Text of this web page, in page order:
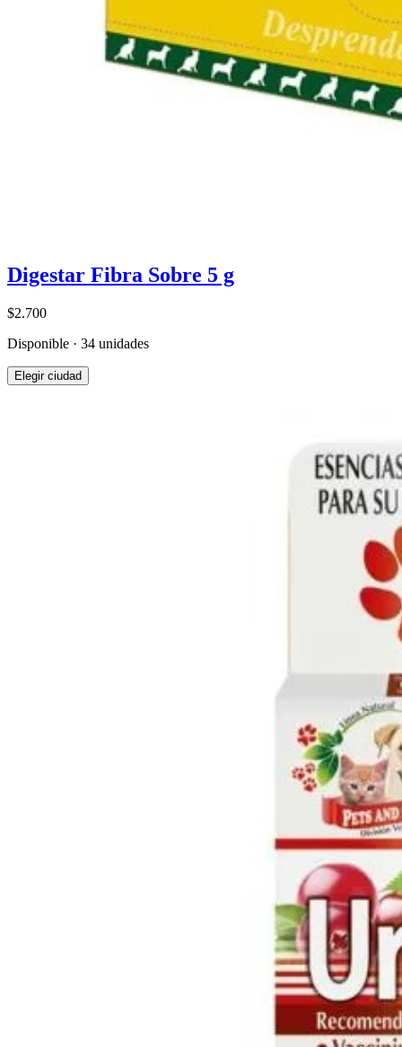
Digestar Fibra Sobre 5 g
$2.700
Disponible · 34 unidades
Elegir ciudad